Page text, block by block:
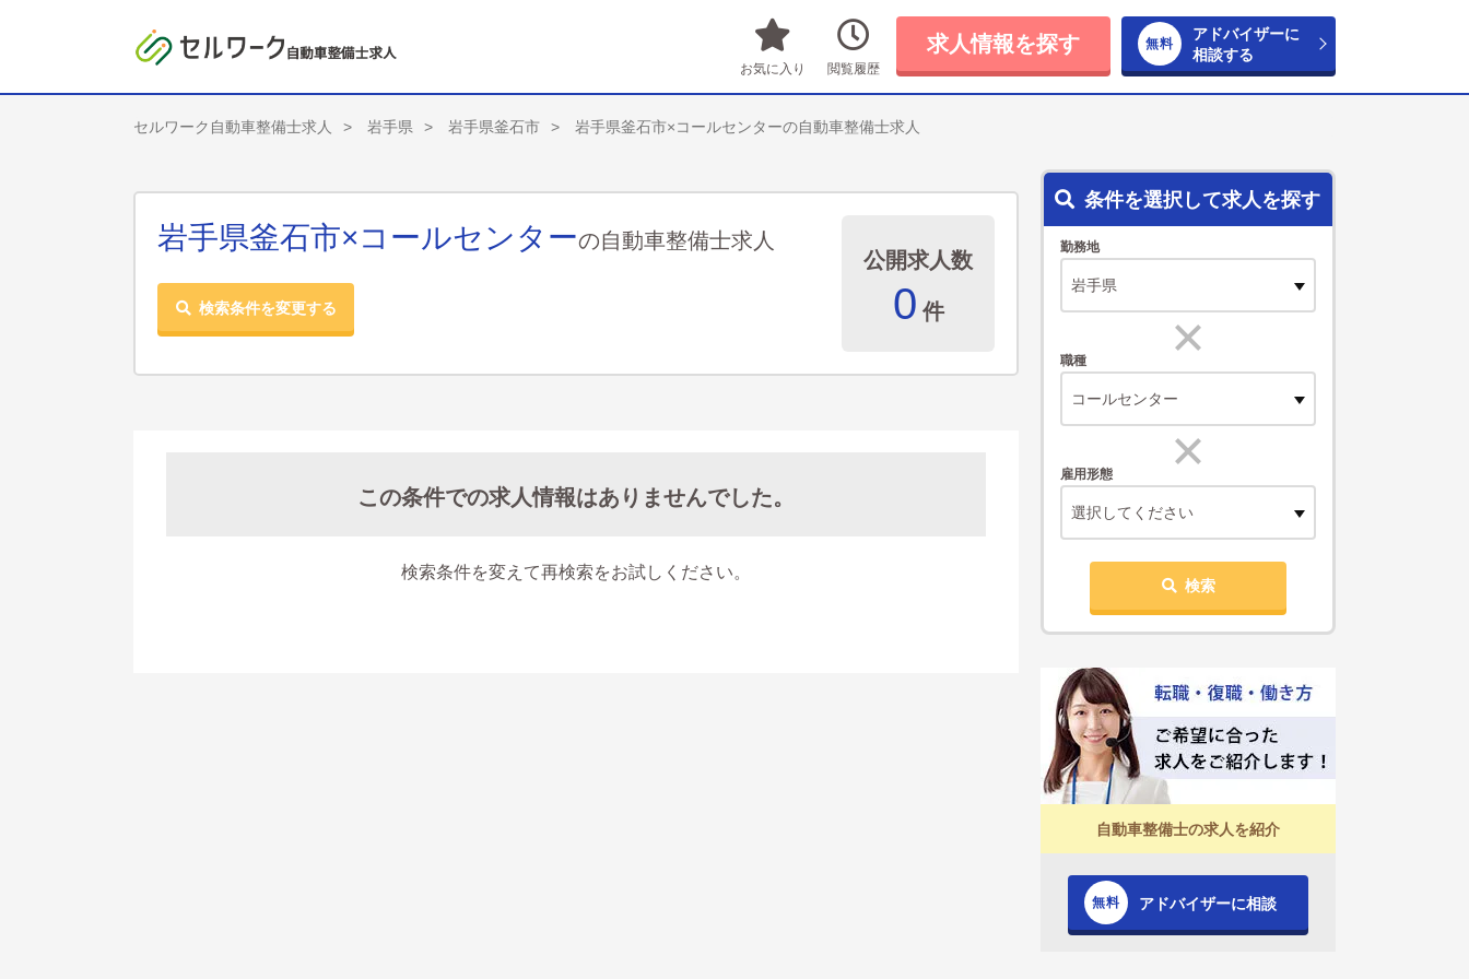
お気に入り 閲覧履歴
求人情報を探す
アドバイザーに
相談する
セルワーク自動車整備士求人 岩手県 岩手県釜石市 岩手県釜石市×コールセンターの自動車整備士求人
岩手県釜石市×コールセンターの自動車整備士求人
検索条件を変更する
公開求人数
0 件
この条件での求人情報はありませんでした。
検索条件を変えて再検索をお試しください。
条件を選択して求人を探す
勤務地
職種
コールセンター
雇用形態
選択してください
検索
自動車整備士の求人を紹介
アドバイザーに相談